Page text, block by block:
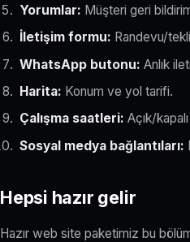
Yorumlar: Müşteri geri
İletişim formu: Randevu/
WhatsApp butonu: Anlık
Harita: Konum ve yol tarifi.
Çalışma saatleri: Açık/
Sosyal medya bağlantıları:
Hepsi hazır gelir
Hazır web site paketimiz bu